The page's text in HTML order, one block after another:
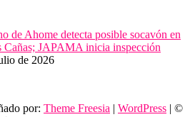
de Ahome detecta posible socavón en
Cañas; JAPAMA inicia inspección
de 2026
por: Theme Freesia | WordPress | ©